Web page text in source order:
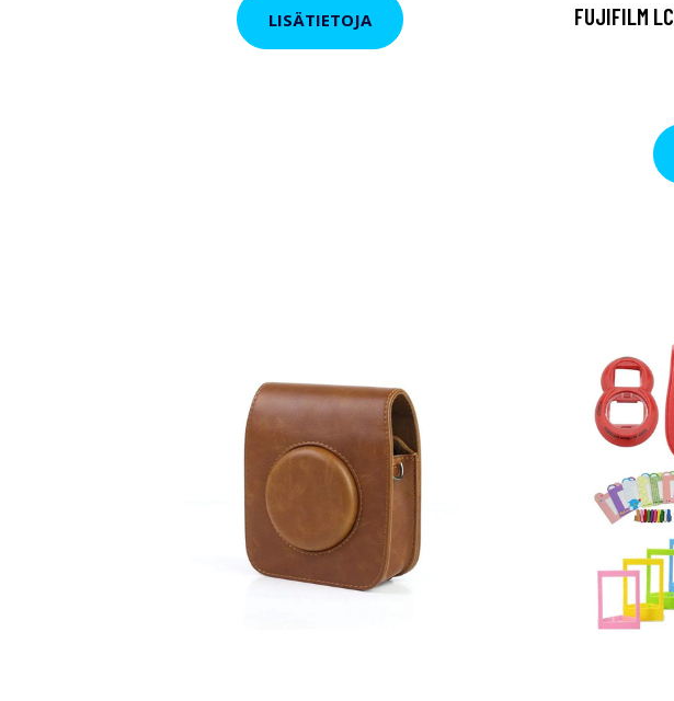
LISÄTIETOJA
FUJIFILM